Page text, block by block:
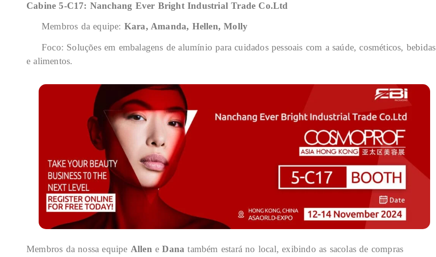
Cabine 5-C17: Nanchang Ever Bright Industrial Trade Co.Ltd
Membros da equipe: Kara, Amanda, Hellen, Molly
Foco: Soluções em embalagens de alumínio para cuidados pessoais com a saúde, cosméticos, bebidas
e alimentos.
Membros da nossa equipe AlleneDana também estará no local, exibindo as sacolas de compras